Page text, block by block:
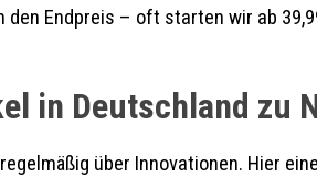
den Endpreis – oft starten wir ab
in Deutschland zu
über Innovationen. Hier